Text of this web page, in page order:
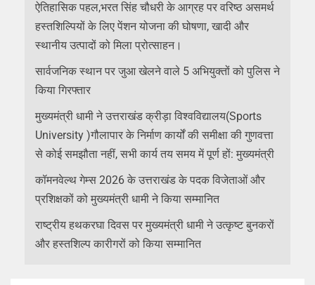
ऐतिहासिक पहल,भरत सिंह चौधरी के आग्रह पर वरिष्ठ असमर्थ
हस्तशिल्पियों के लिए पेंशन योजना की घोषणा, खादी और
स्थानीय उत्पादों को मिला प्रोत्साहन।
सार्वजनिक स्थान पर जुआ खेलने वाले 5 अभियुक्तों को पुलिस ने
किया गिरफ्तार
मुख्यमंत्री धामी ने उत्तराखंड क्रीड़ा विश्वविद्यालय(Sports
University )गौलापार के निर्माण कार्यों की समीक्षा की गुणवत्ता
से कोई समझौता नहीं, सभी कार्य तय समय में पूर्ण हों: मुख्यमंत्री
कॉमनवेल्थ गेम्स 2026 के उत्तराखंड के पदक विजेताओं और
प्रशिक्षकों को मुख्यमंत्री धामी ने किया सम्मानित
राष्ट्रीय हथकरघा दिवस पर मुख्यमंत्री धामी ने उत्कृष्ट बुनकरों
और हस्तशिल्प कारीगरों को किया सम्मानित